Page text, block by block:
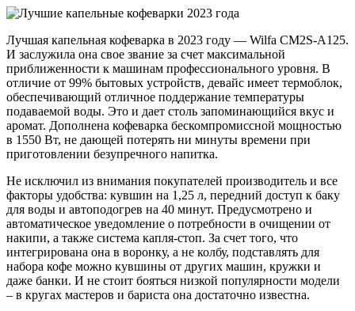
Лучшая капельная кофеварка в 2023 году — Wilfa CM2S-A125.
И заслужила она свое звание за счет максимальной
приближенности к машинам профессионального уровня. В
отличие от 99% бытовых устройств, девайс имеет термоблок,
обеспечивающий отличное поддержание температуры
подаваемой воды. Это и дает столь запоминающийся вкус и
аромат. Дополнена кофеварка бескомпромиссной мощностью
в 1550 Вт, не дающей потерять ни минуты времени при
приготовлении безупречного напитка.
Не исключил из внимания покупателей производитель и все
факторы удобства: кувшин на 1,25 л, передний доступ к баку
для воды и автоподогрев на 40 минут. Предусмотрено и
автоматическое уведомление о потребности в очищении от
накипи, а также система капля-стоп. За счет того, что
интегрирована она в воронку, а не колбу, подставлять для
набора кофе можно кувшины от других машин, кружки и
даже банки. И не стоит бояться низкой популярности модели
– в кругах мастеров и бариста она достаточно известна.